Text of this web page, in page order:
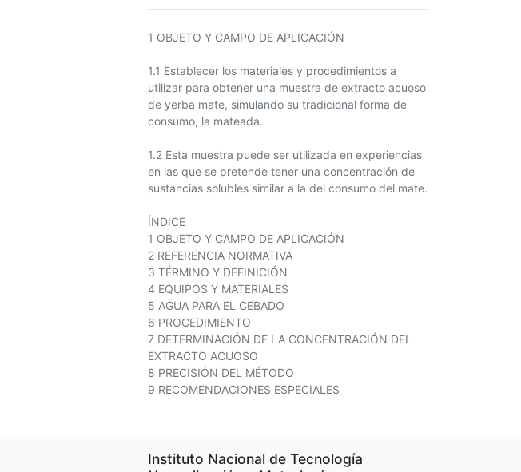
1 OBJETO Y CAMPO DE APLICACIÓN
1.1 Establecer los materiales y procedimientos a
utilizar para obtener una muestra de extracto acuoso
de yerba mate, simulando su tradicional forma de
consumo, la mateada.
1.2 Esta muestra puede ser utilizada en experiencias
en las que se pretende tener una concentración de
sustancias solubles similar a la del consumo del mate.
ÍNDICE
1 OBJETO Y CAMPO DE APLICACIÓN
2 REFERENCIA NORMATIVA
3 TÉRMINO Y DEFINICIÓN
4 EQUIPOS Y MATERIALES
5 AGUA PARA EL CEBADO
6 PROCEDIMIENTO
7 DETERMINACIÓN DE LA CONCENTRACIÓN DEL
EXTRACTO ACUOSO
8 PRECISIÓN DEL MÉTODO
9 RECOMENDACIONES ESPECIALES
Instituto Nacional de Tecnología